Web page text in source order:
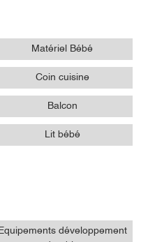
Matériel Bébé
Coin cuisine
Balcon
Lit bébé
Equipements développement